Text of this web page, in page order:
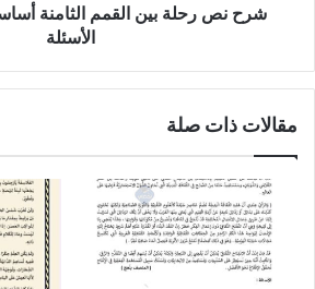
شرح نص رحلة بين القمم الثامنة
الأسئلة
مقالات ذات صلة